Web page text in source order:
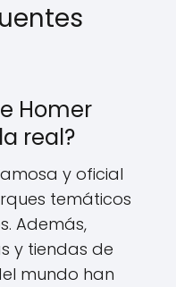
Homer
real?
y oficial
temáticos
Además,
y tiendas de
mundo han